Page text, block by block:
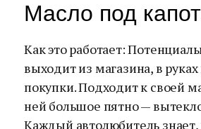
Масло под
Как это работает:
выходит из магазина, в
покупки. Подходит к своей
ней большое пятно —
Каждый автолюбитель знает,